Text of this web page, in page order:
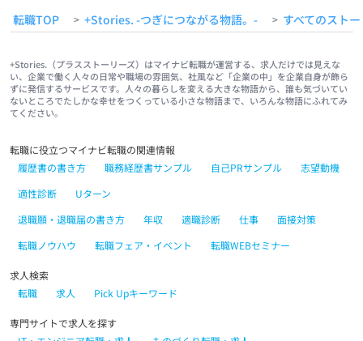
転職TOP > +Stories. -つぎにつながる物語。- > すべてのスト
+Stories.（プラスストーリーズ）はマイナビ転職が運営する、求人だけでは見えな
い、企業で働く人々の日常や職場の雰囲気、社風など「企業の中」を企業自身が飾ら
ずに発信するサービスです。人々の暮らしを変える大きな物語から、誰も気づいてい
ないところでたしかな幸せをつくっている小さな物語まで、いろんな物語にふれてみ
てください。
転職に役立つマイナビ転職の関連情報
履歴書の書き方
職務経歴書サンプル 自己PRサンプル
志望動機
適性診断
Uターン
退職願・退職届の書き方
年収 適職診断 仕事
面接対策
転職ノウハウ
転職フェア・イベント 転職WEBセミナー
求人検索
転職
求人 Pick Upキーワード
専門サイトで求人を探す